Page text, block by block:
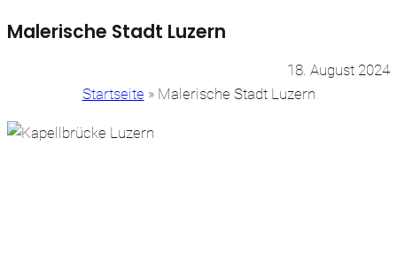
Malerische Stadt Luzern
18. August 2024
Startseite » Malerische Stadt Luzern